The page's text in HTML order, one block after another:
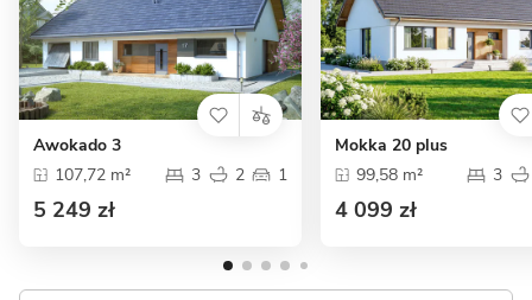
Awokado 3
107,72 m²
3 2 1
5 249 zł
Mokka 20 plus
99,58 m²
3
4 099 zł